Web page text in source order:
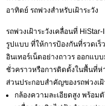
อาทิตย์ รถพ่วงสำหรับเฝ้าระวัง
รถพ่วงเฝ้าระวังเคลื่อนที่
รูปแบบ ที่ให้การป้องกันที่รวดเ
อินเทอร์เน็ตอย่างถาวร ออกแ
ชั่วคราวหรือการติดตั้งในพื้นที่ห่
ส่วนประกอบสำคัญของรถพ่วงเ
กล้องความละเอียดสูง พร้อม